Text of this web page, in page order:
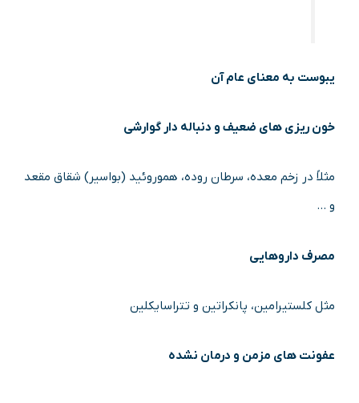
یبوست به‌ معنای عام آن
خون ‌ریزی‌ های ضعیف و دنباله‌ دار گوارشی
مثلاً در زخم معده، سرطان روده، هموروئید (بواسیر) شقاق مقعد
و …
مصرف داروهایی
مثل کلستیرامین، پانکراتین و تتراسایکلین
عفونت‌ های مزمن و درمان ‌نشده